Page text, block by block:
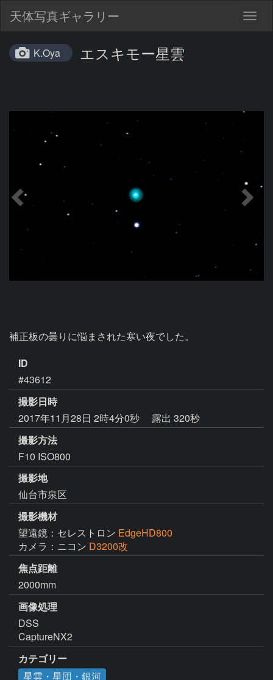
天体写真ギャラリー
K.Oya エスキモー星雲
補正板の曇りに悩まされた寒い夜でした。
ID
#43612
撮影日時
2017年11月28日 2時4分0秒
露出 320秒
撮影方法
F10 ISO800
撮影地
仙台市泉区
撮影機材
望遠鏡：セレストロン EdgeHD800
カメラ：ニコン D3200改
焦点距離
2000mm
画像処理
DSS
CaptureNX2
カテゴリー
星雲・星団・銀河